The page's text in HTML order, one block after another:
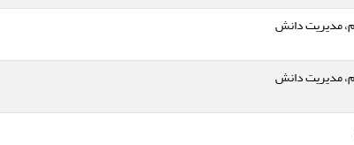
مدیریت دانش
مدیریت دانش